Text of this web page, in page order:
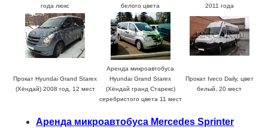
года люкс
белого цвета
2011 года
Прокат Hyundai Grand Starex
(Хёндай) 2008 год, 12 мест
Аренда микроавтобуса
Hyundai Grand Starex
(Хёндай гранд Старекс)
серебристого цвета 11 мест
Прокат Iveco Daily, цвет
белый, 20 мест
Аренда микроавтобуса Mercedes Sprinter